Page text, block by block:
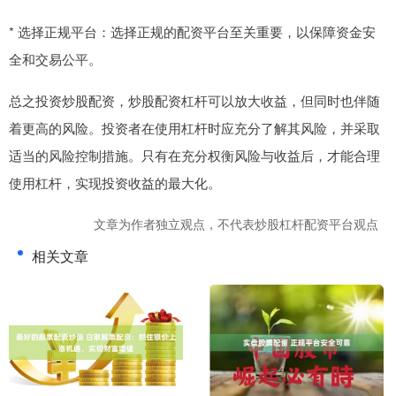
* 选择正规平台：选择正规的配资平台至关重要，以保障资金安
全和交易公平。
总之投资炒股配资，炒股配资杠杆可以放大收益，但同时也伴随
着更高的风险。投资者在使用杠杆时应充分了解其风险，并采取
适当的风险控制措施。只有在充分权衡风险与收益后，才能合理
使用杠杆，实现投资收益的最大化。
文章为作者独立观点，不代表炒股杠杆配资平台观点
相关文章